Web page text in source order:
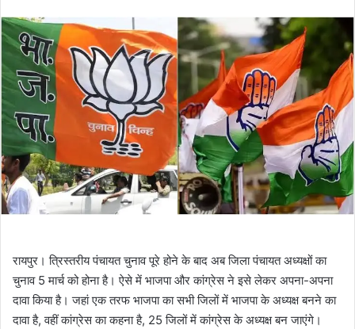
email
रायपुर। त्रिस्तरीय पंचायत चुनाव पूरे होने के बाद अब जिला पंचायत अध्यक्षों का
चुनाव 5 मार्च को होना है। ऐसे में भाजपा और कांग्रेस ने इसे लेकर अपना-अपना
दावा किया है। जहां एक तरफ भाजपा का सभी जिलों में भाजपा के अध्यक्ष बनने का
दावा है, वहीं कांग्रेस का कहना है, 25 जिलों में कांग्रेस के अध्यक्ष बन जाएंगे।